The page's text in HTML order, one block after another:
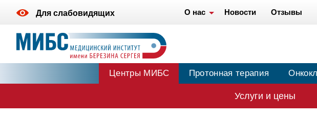
Для слабовидящих О нас Новости Отзывы
Центры МИБС Протонная терапия
Услуги и цены